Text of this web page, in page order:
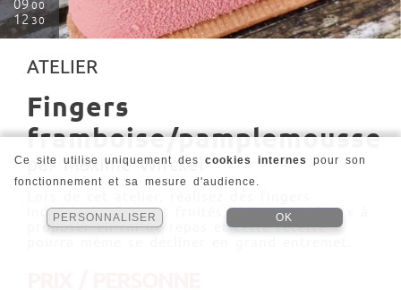
09 00
1230
ATELIER
Fingers
framboise/pamplemousse
par Maxime Wirckel
individuels. Frais et fruités, ils seront idéaux à
proposer en fin de repas et cette recette
Ce site utilise uniquement des cookies internes
pour son
fonctionnement et sa mesure d'audience.
PERSONNALISER OK